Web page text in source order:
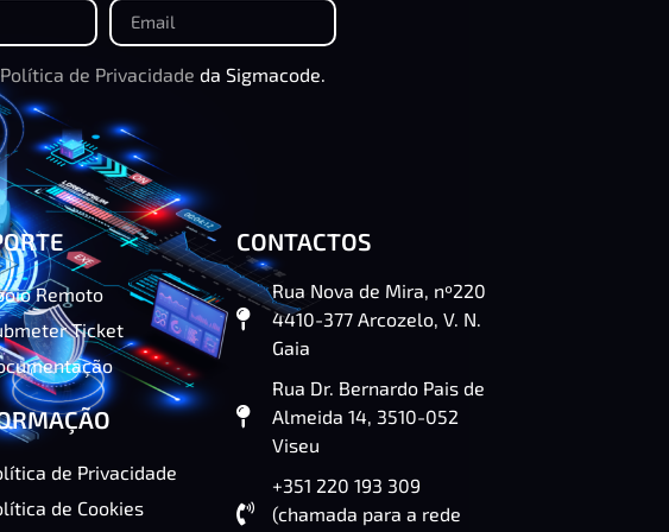
Política de Privacidade da Sigmacode.
Remoto
Ticket
de Privacidade
de Cookies
CONTACTOS
Rua Nova de Mira, nº220
4410-377 Arcozelo, V. N.
Gaia
Rua Dr. Bernardo Pais de
Almeida 14, 3510-052
Viseu
+351 220 193 309
(chamada para a rede